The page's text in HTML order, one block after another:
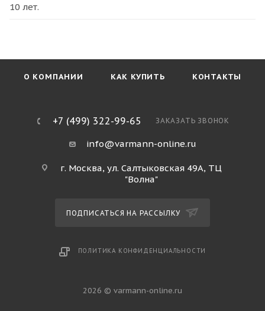
10 лет.
О КОМПАНИИ КАК КУПИТЬ КОНТАКТЫ
+7 (499) 322-99-65 ЗАКАЗАТЬ ЗВОНОК
info@varmann-online.ru
г. Москва, ул. Салтыковская 49А, ТЦ
"Волна"
ПОДПИСАТЬСЯ НА РАССЫЛКУ
ПОЛИТИКА КОНФИДЕНЦИАЛЬНОСТИ
2026 © varmann-online.ru